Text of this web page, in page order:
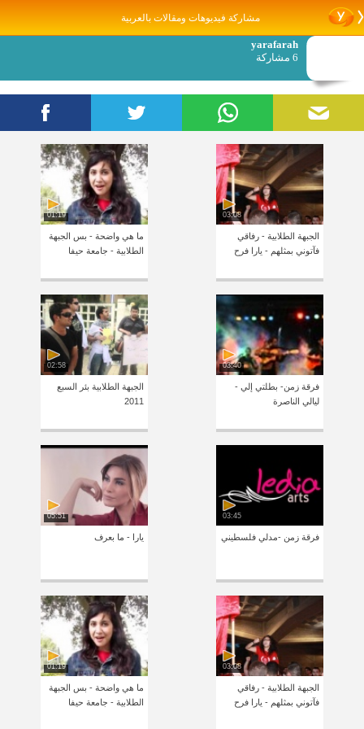
مشاركة فيديوهات ومقالات بالعربية
yarafarah
6 مشاركة
03:08
الجبهة الطلابية - رفاقي
فآتوني بمثلهم - يارا فرح
01:19
ما هي واضحة - بس الجبهة
الطلابية - جامعة حيفا
03:40
فرقة زمن- بطلتي إلي -
ليالي الناصرة
02:58
الجبهة الطلابية بئر السبع
2011
03:45
فرقة زمن -مدلي فلسطيني
05:51
يارا - ما بعرف
03:08
الجبهة الطلابية - رفاقي
فآتوني بمثلهم - يارا فرح
01:19
ما هي واضحة - بس الجبهة
الطلابية - جامعة حيفا